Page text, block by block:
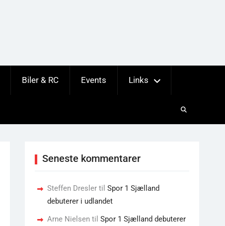
Biler & RC Events Links
Seneste kommentarer
Steffen Dresler til Spor 1 Sjælland
debuterer i udlandet
Arne Nielsen til Spor 1 Sjælland debuterer